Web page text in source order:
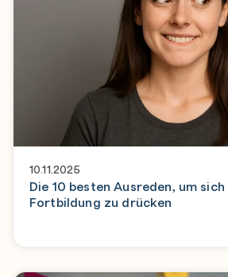
10.11.2025
Die 10 besten Ausreden, um
Fortbildung zu drücken